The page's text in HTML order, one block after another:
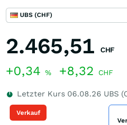
UBS (CHF)
2.465,51 CHF
+0,34 % +8,32 CHF
Letzter Kurs 06.08.26 UBS
Verkauf